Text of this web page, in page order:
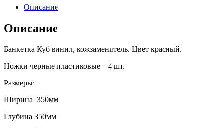
Описание
Описание
Банкетка Куб винил, кожзаменитель. Цвет красный.
Ножки черные пластиковые – 4 шт.
Размеры:
Ширина 350мм
Глубина 350мм